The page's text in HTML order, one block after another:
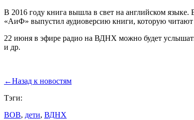
В 2016 году книга вышла в свет на английском
«АиФ» выпустил аудиоверсию книги, которую
22 июня в эфире радио на ВДНХ можно будет
и др.
←Назад к новостям
Тэги:
ВОВ, дети, ВДНХ